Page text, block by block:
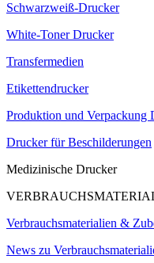
Schwarzweiß-Drucker
White-Toner Drucker
Transfermedien
Etikettendrucker
Produktion und Verpackung
Drucker für Beschilderungen
Medizinische Drucker
Verbrauchsmaterialien &
News zu